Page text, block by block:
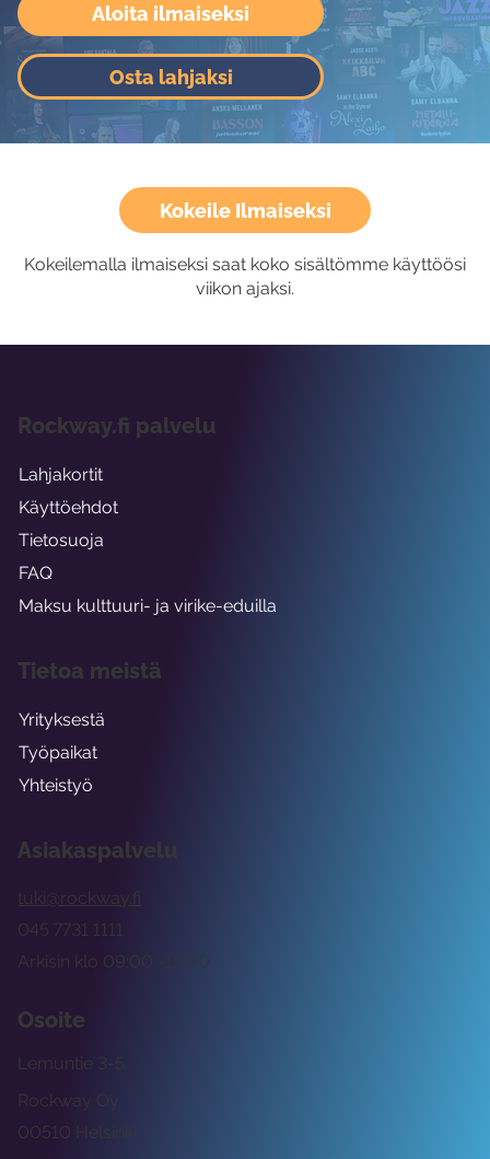
Aloita ilmaiseksi
Osta lahjaksi
Kokeile Ilmaiseksi
Kokeilemalla ilmaiseksi saat koko sisältömme käyttöösi
viikon ajaksi.
Asiakaspalvelu
tuki@rockway.fi
Arkisin klo 09:00 -15:00
045 7731 1111
Osoite
Rockway Oy
Lemuntie 3-5
00510 Helsinki
Rockway.fi palvelu
Lahjakortit
Käyttöehdot
Tietosuoja
FAQ
Maksu kulttuuri- ja virike-eduilla
Tietoa meistä
Yrityksestä
Työpaikat
Yhteistyö